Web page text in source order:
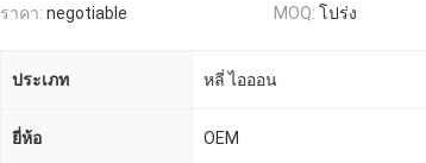
ราคา: negotiable MOQ: โปร่ง
ประเภท หลี่ ไอออน
ยี่ห้อ OEM